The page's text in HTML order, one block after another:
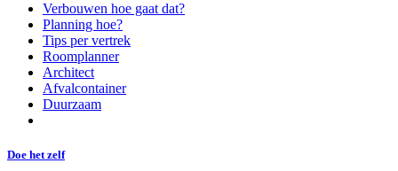
Verbouwen hoe gaat dat?
Planning hoe?
Tips per vertrek
Roomplanner
Architect
Afvalcontainer
Duurzaam
Doe het zelf